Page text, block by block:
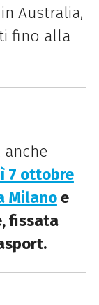
Australia,
fino alla
7 ottobre
Milanoe
fissata